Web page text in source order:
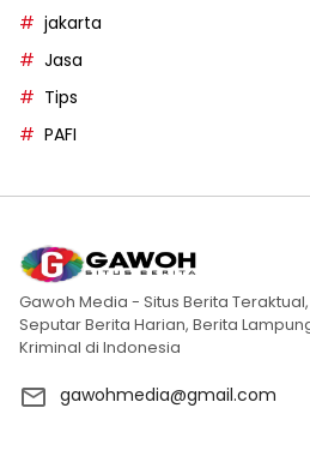
jakarta
Jasa
Tips
PAFI
Gawoh Media - Situs Berita
Seputar Berita Harian, Berita
Kriminal di Indonesia
gawohmedia@gmail.com